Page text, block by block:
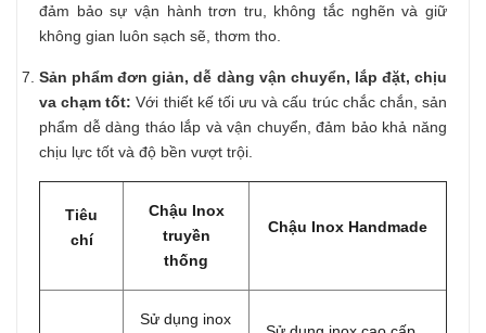
đảm bảo sự vận hành trơn tru, không tắc nghẽn và giữ
không gian luôn sạch sẽ, thơm tho.
Sản phẩm đơn giản, dễ dàng vận chuyển, lắp đặt, chịu
va chạm tốt:Với thiết kế tối ưu và cấu trúc chắc chắn, sản
phẩm dễ dàng tháo lắp và vận chuyển, đảm bảo khả năng
chịu lực tốt và độ bền vượt trội.
Tiêu
chí
Chậu Inox
truyền
thống
Chậu Inox Handmade
Sử dụng inox